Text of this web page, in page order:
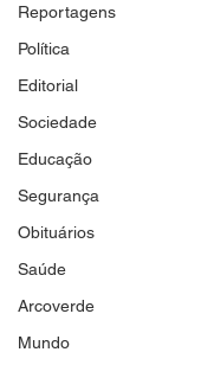
Reportagens
Política
Editorial
Sociedade
Educação
Segurança
Obituários
Saúde
Arcoverde
Mundo